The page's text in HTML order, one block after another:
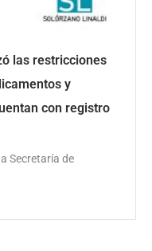
las restricciones
y
con registro
Secretaría de